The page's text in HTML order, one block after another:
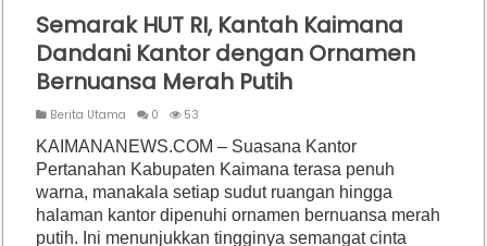
Semarak HUT RI, Kantah Kaimana
Dandani Kantor dengan Ornamen
Bernuansa Merah Putih
Berita Utama 0 53
KAIMANANEWS.COM – Suasana Kantor
Pertanahan Kabupaten Kaimana terasa penuh
warna, manakala setiap sudut ruangan hingga
halaman kantor dipenuhi ornamen bernuansa merah
putih. Ini menunjukkan tingginya semangat cinta